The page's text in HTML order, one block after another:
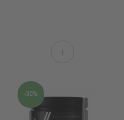
-30%